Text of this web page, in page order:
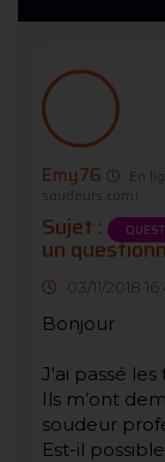
Emy76 En
soudeurs.com)
Sujet :
un
03/11/2018
Bonjour
J'ai passé les
Ils m’ont
soudeur
Est-il